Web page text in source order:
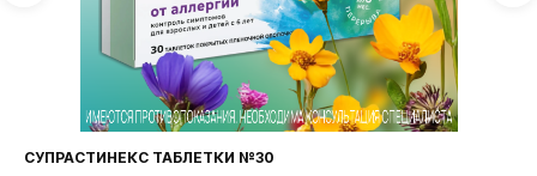
СУПРАСТИНЕКС ТАБЛЕТКИ №30